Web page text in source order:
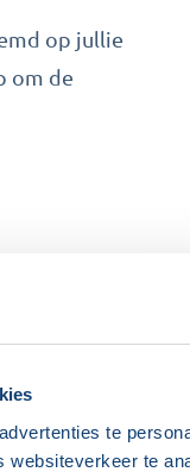
te
websiteverkeer te
op jullie
om de
beleid